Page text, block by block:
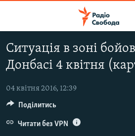
до
основного
Перейти
до
навігації
РАДІО СВОБОДА – 70 РОКІВ
ВСЕ ЗА ДОБУ
СТАТТІ
ПОЛІТИКА
ЕКОНОМІКА
ВІЙНА
РОСІЙСЬКА «ФІЛЬТРАЦІЯ»
Ситуація в зоні
Донбасі 4 квітня
04 квітня 2016, 12:39
Поділитись
Читати без VPN